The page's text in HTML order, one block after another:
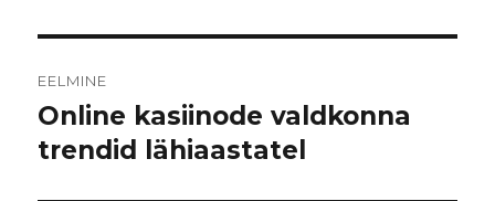
EELMINE
Eelmine
postitus:
Online kasiinode valdkonna
trendid lähiaastatel